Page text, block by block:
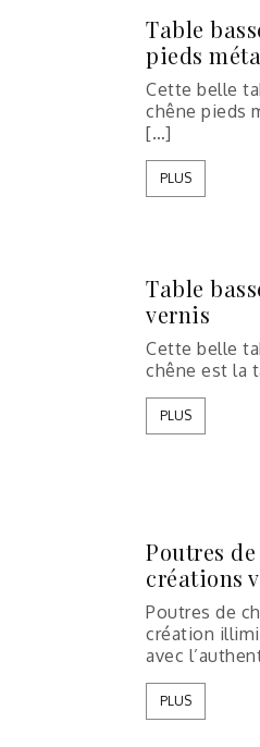
Table
pieds
Cette belle
chêne pieds
[…]
PLUS
Table
vernis
Cette belle
chêne est la
PLUS
Poutres
créations
Poutres de
création
avec
PLUS